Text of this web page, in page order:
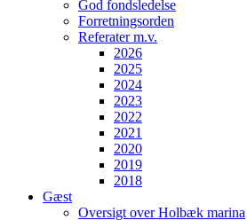
God fondsledelse
Forretningsorden
Referater m.v.
2026
2025
2024
2023
2022
2021
2020
2019
2018
Gæst
Oversigt over Holbæk marina